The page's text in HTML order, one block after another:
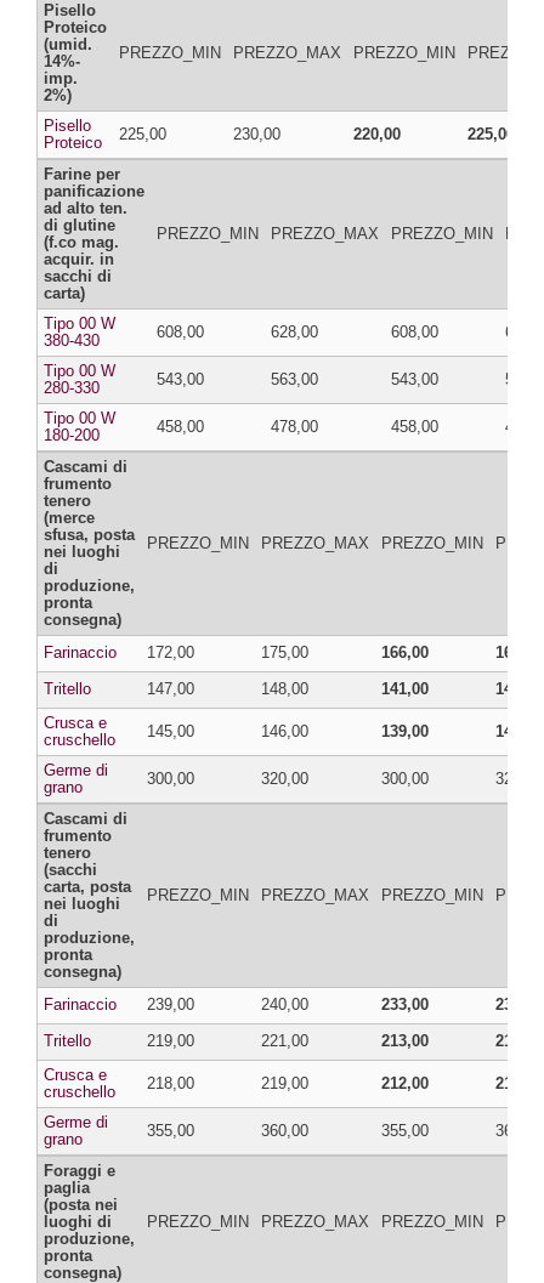
Pisello
Proteico
(umid.
14%-
imp.
2%)
PREZZO_MIN PREZZO_MAX PREZZO_MIN
Pisello
Proteico
225,00 230,00 220,00 225,00
Farine per
panificazione
ad alto ten.
di glutine
(f.co mag.
acquir. in
sacchi di
carta)
PREZZO_MIN PREZZO_MAX PREZZO_MIN
Tipo 00 W
380-430
608,00 628,00 608,00
Tipo 00 W
280-330
543,00 563,00 543,00
Tipo 00 W
180-200
458,00 478,00 458,00
Cascami di
frumento
tenero
(merce
sfusa, posta
nei luoghi
di
produzione,
pronta
consegna)
PREZZO_MIN PREZZO_MAX PREZZO_MIN
Farinaccio 172,00 175,00 166,00
169,00
Tritello
147,00 148,00 141,00
142,00
Crusca e
cruschello
145,00 146,00 139,00 140,00
Germe di
grano
300,00 320,00 300,00 320,00
Cascami di
frumento
tenero
(sacchi
carta, posta
nei luoghi
di
produzione,
pronta
consegna)
PREZZO_MIN PREZZO_MAX PREZZO_MIN
Farinaccio 239,00 240,00 233,00
234,00
Tritello
219,00 221,00 213,00
215,00
Crusca e
cruschello
218,00 219,00 212,00 213,00
Germe di
grano
355,00 360,00 355,00 360,00
Foraggi e
paglia
(posta nei
luoghi di
produzione,
pronta
consegna)
PREZZO_MIN PREZZO_MAX PREZZO_MIN